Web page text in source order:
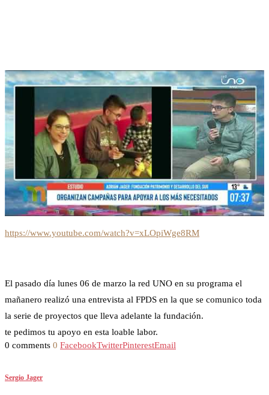
https://www.youtube.com/watch?v=xLOpiWge8RM
El pasado día lunes 06 de marzo la red UNO en su programa el
mañanero realizó una entrevista al FPDS en la que se comunico toda
la serie de proyectos que lleva adelante la fundación.
te pedimos tu apoyo en esta loable labor.
0 comments 0 FacebookTwitterPinterestEmail
Sergio Jager